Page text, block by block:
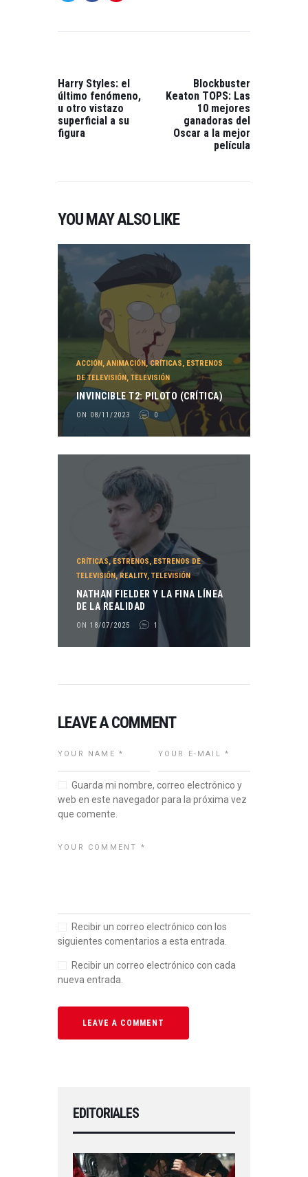
POST:
Harry Styles: el
último fenómeno,
u otro vistazo
superficial a su
figura
Blockbuster
Keaton TOPS: Las
10 mejores
ganadoras del
Oscar a la mejor
película
YOU MAY ALSO LIKE
ACCIÓN, ANIMACIÓN,CRÍTICAS, ESTRENOS
DE TELEVISIÓN, TELEVISIÓN
INVINCIBLE T2: PILOTO (CRÍTICA)
ON 08/11/2023 0
CRÍTICAS, ESTRENOS, ESTRENOS DE
TELEVISIÓN,REALITY, TELEVISIÓN
NATHAN FIELDER Y LA FINA LÍNEA
DE LA REALIDAD
ON 18/07/2025 1
LEAVE A COMMENT
Guarda mi nombre, correo electrónico y
web en este navegador para la próxima vez
que comente.
Recibir un correo electrónico con los
siguientes comentarios a esta entrada.
Recibir un correo electrónico con cada
nueva entrada.
EDITORIALES